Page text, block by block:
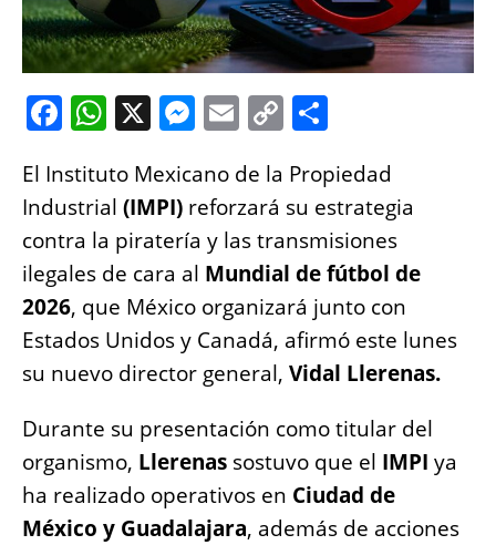
F
c
e
b
o
o
k
W
at
s
A
p
p
X M
ss
e
n
g
er
E
ai
l
C
p
y
Li
n
k
a
re
El Instituto Mexicano de la Propiedad
Industrial (IMPI) reforzará su estrategia
contra la piratería y las transmisiones
ilegales de cara al Mundial de fútbol de
2026, que México organizará junto con
Estados Unidos y Canadá, afirmó este lunes
su nuevo director general, Vidal Llerenas.
Durante su presentación como titular del
organismo, Llerenas sostuvo que el IMPI ya
ha realizado operativos en Ciudad de
México y Guadalajara, además de acciones